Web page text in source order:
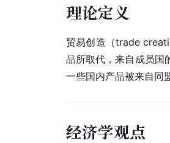
理论定义
贸易创造（trade
品所取代，来自成员国
一些国内产品被来自同
经济学观点